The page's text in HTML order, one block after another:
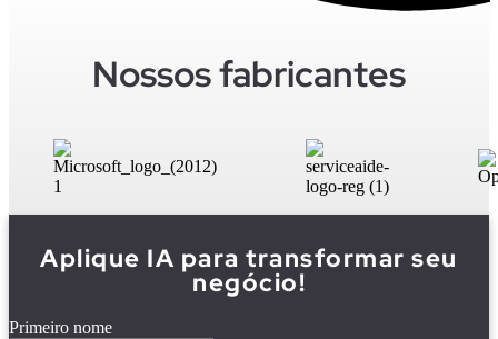
Nossos fabricantes
Aplique IA para transformar seu
negócio!
Primeiro nome